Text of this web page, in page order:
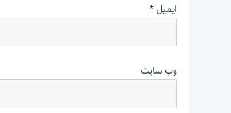
ایمیل*
وب‌ سایت